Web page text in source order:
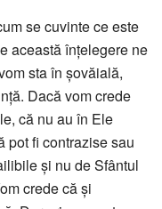
se cuvinte ce este
această înțelegere ne
sta în șovăială,
Dacă vom crede
că nu au în Ele
pot fi contrazise sau
și nu de Sfântul
crede că și